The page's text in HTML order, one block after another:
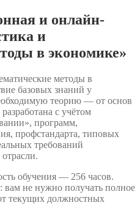
и онлайн-
и
в экономике»
методы в
базовых знаний у
теорию — от основ
с учётом
программ,
профстандарта, типовых
требований
обучения — 256 часов.
вам не нужно получать полное
текущих должностных